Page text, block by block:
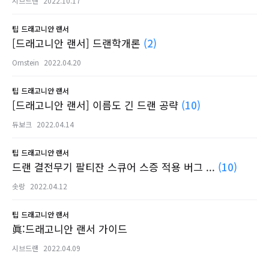
팁 드래고니안 랜서
[드래고니안 랜서] 드랜학개론 (2)
Ornstein 2022.04.20
팁 드래고니안 랜서
[드래고니안 랜서] 이름도 긴 드랜 공략 (10)
듀보크 2022.04.14
팁 드래고니안 랜서
드랜 결전무기 팔티잔 스큐어 스증 적용 버그 ... (10)
솟랑 2022.04.12
팁 드래고니안 랜서
眞:드래고니안 랜서 가이드
시브드랜 2022.04.09